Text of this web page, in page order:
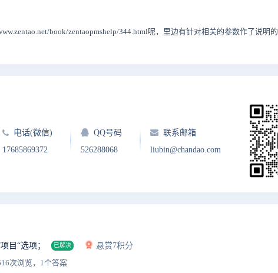
book/zentaopmshelp/344.html呢，里边有针对相关的参数作了说明的
电话(微信)
17685869372
QQ号码
526288068
联系邮箱
liubin@chandao.com
目“选项； 已解决
悬赏7积分
次浏览，1个答案